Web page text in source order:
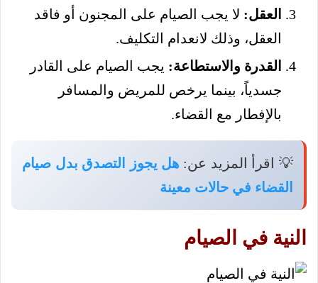
العقل: لا يجب الصيام على المجنون أو فاقد
العقل، وذلك لانعدام التكليف.
القدرة والاستطاعة: يجب الصيام على القادر
جسدياً، بينما يرخص للمريض والمسافر
بالإفطار مع القضاء.
💡 اقرأ المزيد عن:هل يجوز التصدق بدل صيام
القضاء في حالات معينة
النية في الصيام